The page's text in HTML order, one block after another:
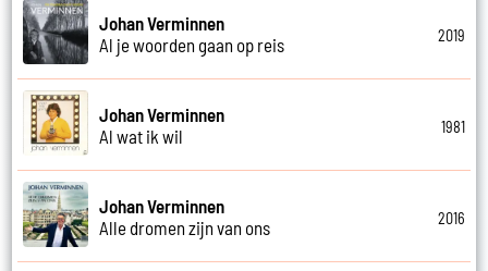
Johan Verminnen
Al je woorden gaan op reis
2019
Johan Verminnen
Al wat ik wil
1981
Johan Verminnen
Alle dromen zijn van ons
2016